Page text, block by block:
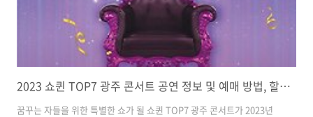
2023 쇼퀸 TOP7 광주 콘서트 공연 정보 및 예매 방법, 할인 예매 방법
꿈꾸는 자들을 위한 특별한 쇼가 될 쇼퀸 TOP7 광주 콘서트가 2023년